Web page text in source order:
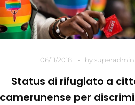
06/11/2018 by superadmin
Status di rifugiato a
camerunense per